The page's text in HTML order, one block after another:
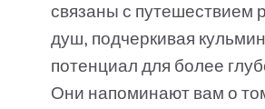
связаны с путешествием
душ, подчеркивая
потенциал для более
Они напоминают вам о